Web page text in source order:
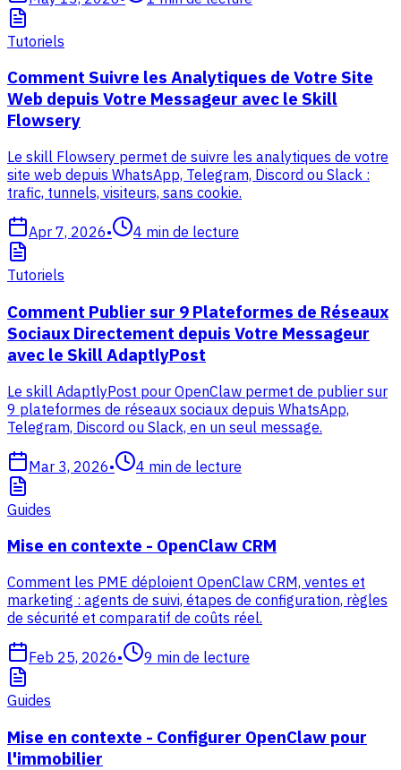
Tutoriels
Comment Suivre les Analytiques de Votre Site
Web depuis Votre Messageur avec le Skill
Flowsery
Le skill Flowsery permet de suivre les analytiques de votre
site web depuis WhatsApp, Telegram, Discord ou Slack :
trafic, tunnels, visiteurs, sans cookie.
Apr 7, 2026• 4 min de lecture
Tutoriels
Comment Publier sur 9 Plateformes de Réseaux
Sociaux Directement depuis Votre Messageur
avec le Skill AdaptlyPost
Le skill AdaptlyPost pour OpenClaw permet de publier sur
9 plateformes de réseaux sociaux depuis WhatsApp,
Telegram, Discord ou Slack, en un seul message.
Mar 3, 2026• 4 min de lecture
Guides
Mise en contexte - OpenClaw CRM
Comment les PME déploient OpenClaw CRM, ventes et
marketing : agents de suivi, étapes de configuration, règles
de sécurité et comparatif de coûts réel.
Feb 25, 2026• 9 min de lecture
Guides
Mise en contexte - Configurer OpenClaw pour
l'immobilier